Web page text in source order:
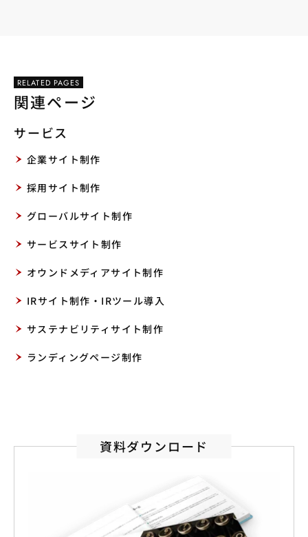
RELATED PAGES
関連ページ
サービス
企業サイト制作
採用サイト制作
グローバルサイト制作
サービスサイト制作
オウンドメディアサイト制作
IRサイト制作・IRツール導入
サステナビリティサイト制作
ランディングページ制作
資料ダウンロード